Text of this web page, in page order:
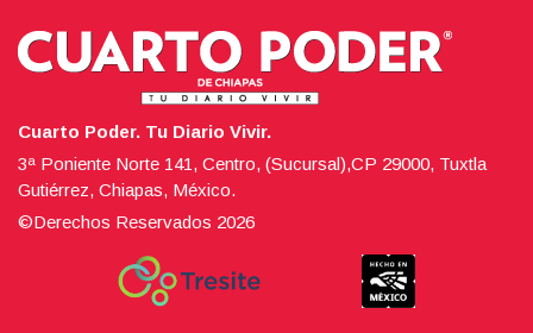
Cuarto Poder. Tu Diario Vivir.
3ª Poniente Norte 141, Centro, (Sucursal),CP 29000, Tuxtla
Gutiérrez, Chiapas, México.
©Derechos Reservados 2026